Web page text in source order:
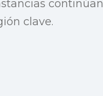
continúan
clave.